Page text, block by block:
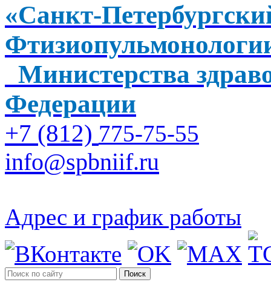
«Санкт-
Министерства
Федерации
+7 (812) 775-75-55
info@spbniif.ru
Адрес и график работы
Поиск